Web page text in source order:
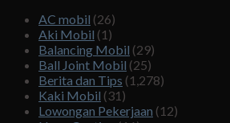
AC mobil (26)
Aki Mobil (1)
Balancing Mobil (29)
Ball Joint Mobil (25)
Berita dan Tips (1,278)
Kaki Mobil (31)
Lowongan Pekerjaan (12)